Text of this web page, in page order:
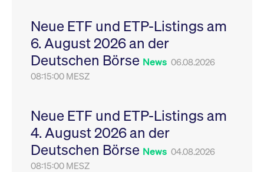
Neue ETF und ETP-Listings am
6. August 2026 an der
Deutschen Börse News 06.08.2026
08:15:00 MESZ
Neue ETF und ETP-Listings am
4. August 2026 an der
Deutschen Börse News 04.08.2026
08:15:00 MESZ
Sitzungen geehrt